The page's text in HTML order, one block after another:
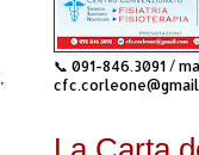
📞 091-846.3091 /